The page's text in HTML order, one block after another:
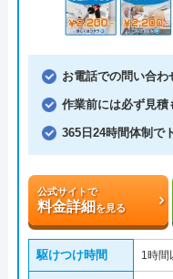
お電話での問い合
作業前には必ず見積
365日24時間体制で
公式サイトで
料金詳細を見る
駆けつけ時間 1時間